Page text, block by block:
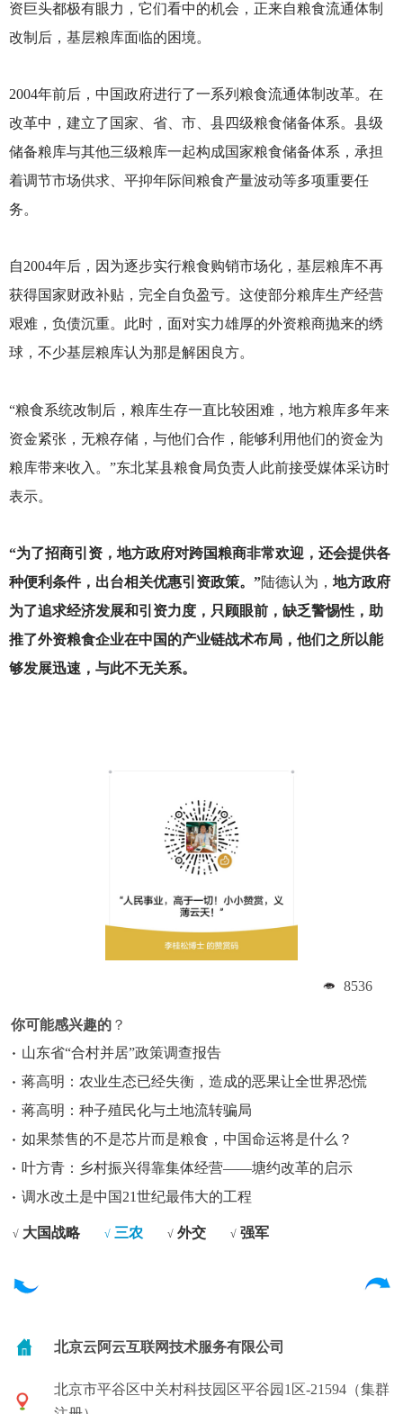
资巨头都极有眼力，它们看中的机会，正来自粮食流通体制
改制后，基层粮库面临的困境。
2004年前后，中国政府进行了一系列粮食流通体制改革。在
改革中，建立了国家、省、市、县四级粮食储备体系。县级
储备粮库与其他三级粮库一起构成国家粮食储备体系，承担
着调节市场供求、平抑年际间粮食产量波动等多项重要任
务。
自2004年后，因为逐步实行粮食购销市场化，基层粮库不再
获得国家财政补贴，完全自负盈亏。这使部分粮库生产经营
艰难，负债沉重。此时，面对实力雄厚的外资粮商抛来的绣
球，不少基层粮库认为那是解困良方。
“粮食系统改制后，粮库生存一直比较困难，地方粮库多年来
资金紧张，无粮存储，与他们合作，能够利用他们的资金为
粮库带来收入。”东北某县粮食局负责人此前接受媒体采访时
表示。
“为了招商引资，地方政府对跨国粮商非常欢迎，还会提供各
种便利条件，出台相关优惠引资政策。”陆德认为， 地方政府
为了追求经济发展和引资力度，只顾眼前，缺乏警惕性，助
推了外资粮食企业在中国的产业链战术布局，他们之所以能
够发展迅速，与此不无关系。
8536
你可能感兴趣的 ？
山东省“合村并居”政策调查报告
蒋高明：农业生态已经失衡，造成的恶果让全世界恐慌
蒋高明：种子殖民化与土地流转骗局
如果禁售的不是芯片而是粮食，中国命运将是什么？
叶方青：乡村振兴得靠集体经营——塘约改革的启示
调水改土是中国21世纪最伟大的工程
√ 大国战略 √ 三农 √ 外交 √ 强军
北京云阿云互联网技术服务有限公司
北京市平谷区中关村科技园区平谷园1区-21594（集群